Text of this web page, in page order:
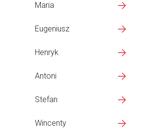
Maria
Eugeniusz
Henryk
Antoni
Stefan
Wincenty